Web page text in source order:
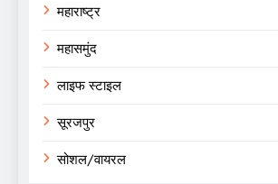
महाराष्ट्र
महासमुंद
लाइफ स्टाइल
सूरजपुर
सोशल/वायरल